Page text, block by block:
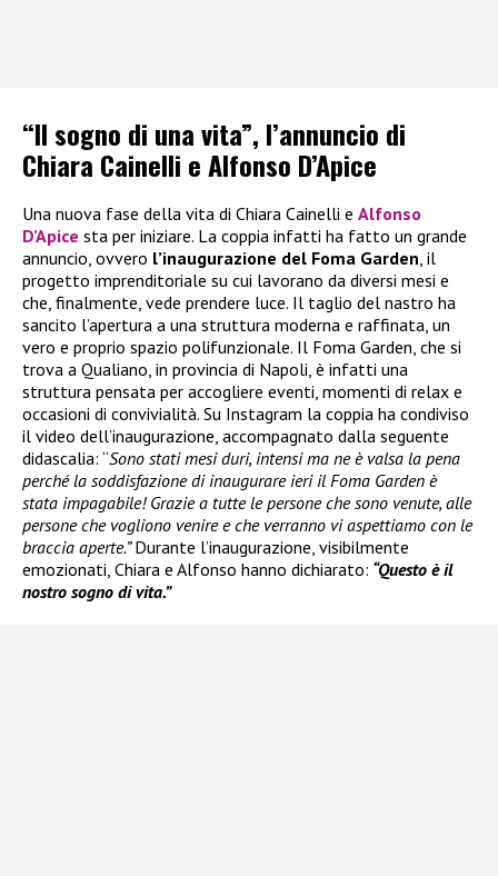
“Il sogno di una vita”, l’annuncio di
Chiara Cainelli e Alfonso D’Apice
Una nuova fase della vita di Chiara Cainelli e Alfonso
D’Apice sta per iniziare. La coppia infatti ha fatto un grande
annuncio, ovvero l’inaugurazione del Foma Garden , il
progetto imprenditoriale su cui lavorano da diversi mesi e
che, finalmente, vede prendere luce. Il taglio del nastro ha
sancito l’apertura a una struttura moderna e raffinata, un
vero e proprio spazio polifunzionale. Il Foma Garden, che si
trova a Qualiano, in provincia di Napoli, è infatti una
struttura pensata per accogliere eventi, momenti di relax e
occasioni di convivialità. Su Instagram la coppia ha condiviso
il video dell’inaugurazione, accompagnato dalla seguente
didascalia: “Sono stati mesi duri, intensi ma ne è valsa la pena
perché la soddisfazione di inaugurare ieri il Foma Garden è
stata impagabile! Grazie a tutte le persone che sono venute, alle
persone che vogliono venire e che verranno vi aspettiamo con le
braccia aperte.”Durante l’inaugurazione, visibilmente
emozionati, Chiara e Alfonso hanno dichiarato: “Questo è il
nostro sogno di vita.”